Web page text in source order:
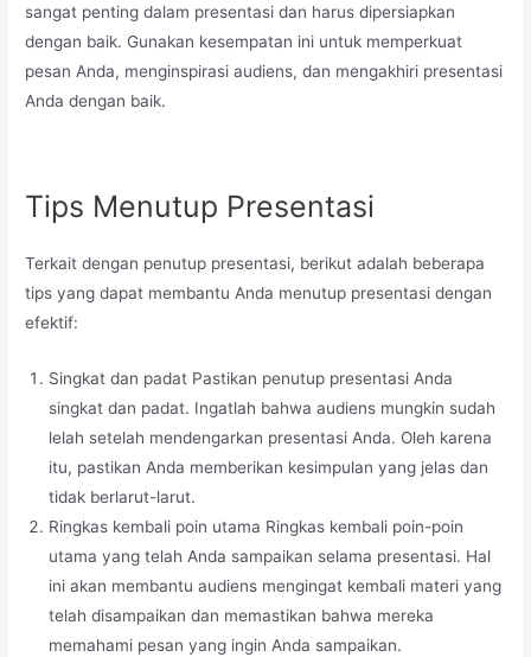
sangat penting dalam presentasi dan harus dipersiapkan
dengan baik. Gunakan kesempatan ini untuk memperkuat
pesan Anda, menginspirasi audiens, dan mengakhiri presentasi
Anda dengan baik.
Tips Menutup Presentasi
Terkait dengan penutup presentasi, berikut adalah beberapa
tips yang dapat membantu Anda menutup presentasi dengan
efektif:
Singkat dan padat Pastikan penutup presentasi Anda
singkat dan padat. Ingatlah bahwa audiens mungkin sudah
lelah setelah mendengarkan presentasi Anda. Oleh karena
itu, pastikan Anda memberikan kesimpulan yang jelas dan
tidak berlarut-larut.
Ringkas kembali poin utama Ringkas kembali poin-poin
utama yang telah Anda sampaikan selama presentasi. Hal
ini akan membantu audiens mengingat kembali materi yang
telah disampaikan dan memastikan bahwa mereka
memahami pesan yang ingin Anda sampaikan.